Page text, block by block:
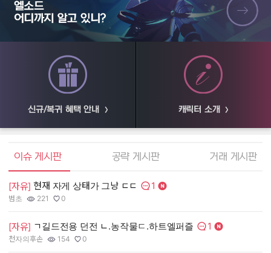
신규/복귀 혜택 안내 캐릭터 소개
엘소드 커뮤니티
이슈 게시판 공략 게시판 거래 게시판
[자유] 현재 자게 상태가 그냥 ㄷㄷ 댓글수:
1
작성자:
범초
조회수:
221
추천수:
0
[자유] ㄱ길드전용 던전 ㄴ.농작물ㄷ.하트엘퍼즐 댓글수:
1
작성자:
천자의후손
조회수:
154
추천수:
0